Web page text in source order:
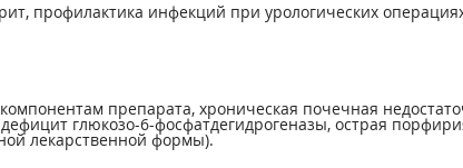
профилактика инфекций при урологических
препарата, хроническая почечная
глюкозо-6-фосфатдегидрогеназы, острая
лекарственной формы).